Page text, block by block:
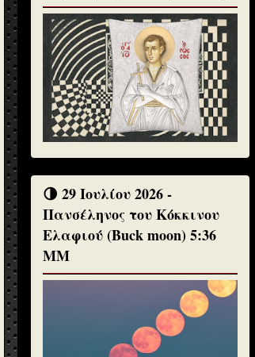
🌗 29 Ιουλίου 2026 -
Πανσέληνος του Κόκκινου
Ελαφιού (Buck moon) 5:36
ΜΜ